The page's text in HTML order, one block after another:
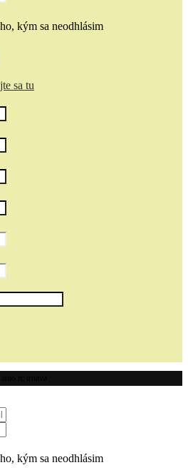
kým sa neodhlásim
sa tu
kým sa neodhlásim